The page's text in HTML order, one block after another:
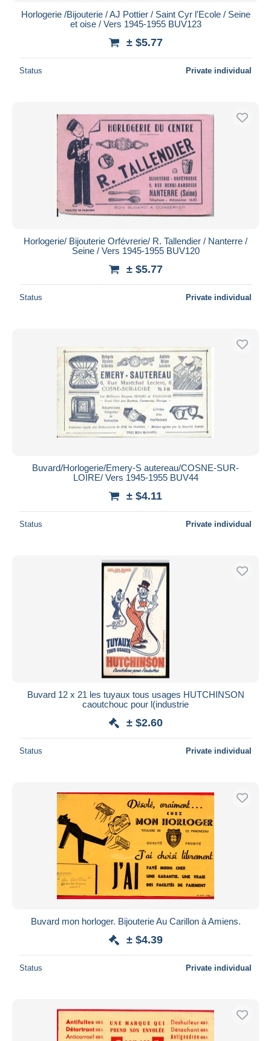
Horlogerie /Bijouterie / AJ Pottier / Saint Cyr l'Ecole / Seine
et oise / Vers 1945-1955 BUV123
± $5.77
Status Private individual
Horlogerie/ Bijouterie Orfévrerie/ R. Tallendier / Nanterre /
Seine / Vers 1945-1955 BUV120
± $5.77
Status Private individual
Buvard/Horlogerie/Emery-S autereau/COSNE-SUR-
LOIRE/ Vers 1945-1955 BUV44
± $4.11
Status Private individual
Buvard 12 x 21 les tuyaux tous usages HUTCHINSON
caoutchouc pour l(industrie
± $2.60
Status Private individual
Buvard mon horloger. Bijouterie Au Carillon à Amiens.
± $4.39
Status Private individual